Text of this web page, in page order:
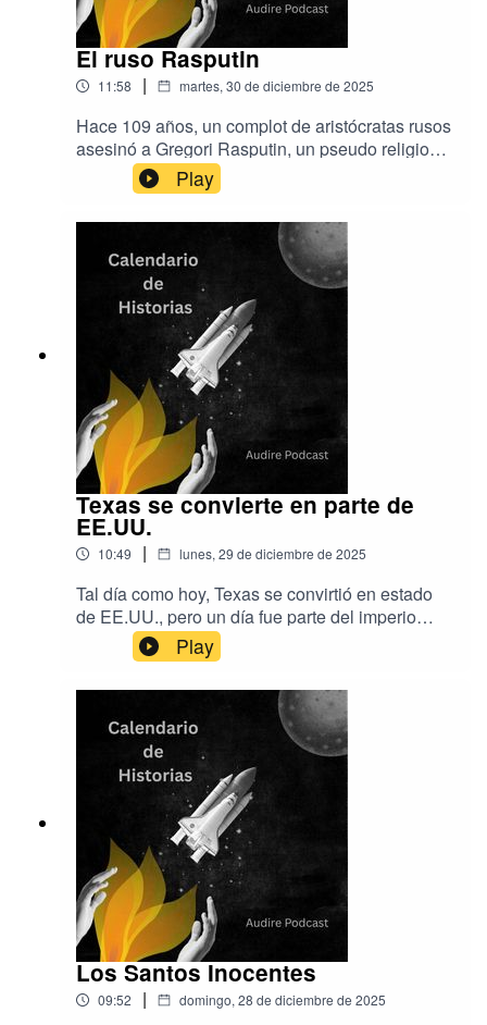
El ruso Rasputin
11:58 | martes, 30 de diciembre de 2025
Hace 109 años, un complot de aristócratas rusos
asesinó a Gregori Rasputin, un pseudo religioso
que ejercía un control desmesurado sobre la
zarina.Hoy hablamos de Rasputin, de zares, de
hemofilia y de la Familia Real española.
Play
Texas se convierte en parte de
EE.UU.
10:49 | lunes, 29 de diciembre de 2025
Tal día como hoy, Texas se convirtió en estado
de EE.UU., pero un día fue parte del imperio
español. ¿Qué queda de aquella época?
Play
Los Santos Inocentes
09:52 | domingo, 28 de diciembre de 2025